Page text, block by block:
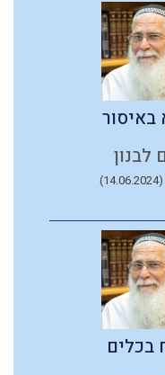
לבנון
(14.06.2024)
בכלים